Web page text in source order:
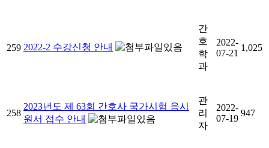
259 2022-2 수강신청 안내
간
호
학
과
2022-
07-21
1,025
258
2023년도 제 63회 간호사 국가시험 응시
원서 접수 안내
관
리
자
2022-
07-19
947